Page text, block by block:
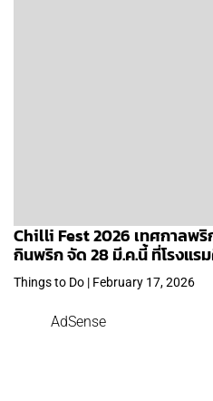
Chilli Fest 2026 เทศกาลพ
กินพริก จัด 28 มี.ค.นี้ ที่โรงแ
Things to Do | February 17, 2026
AdSense